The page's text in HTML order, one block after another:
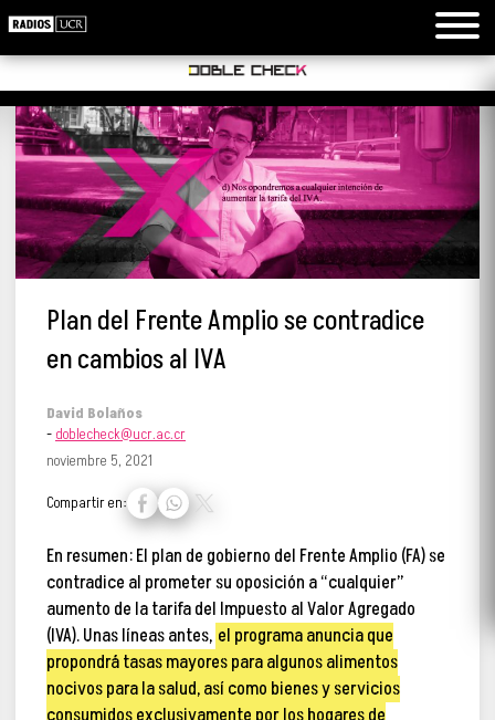
Plan del Frente Amplio se contradice
en cambios al IVA
David Bolaños
- doblecheck@ucr.ac.cr
noviembre 5, 2021
Compartir en:
En resumen:El plan de gobierno del Frente Amplio (FA) se
contradice al prometer su oposición a “cualquier”
aumento de la tarifa del Impuesto al Valor Agregado
(IVA). Unas líneas antes, el programa anuncia que
propondrá tasas mayores para algunos alimentos
nocivos para la salud, así como bienes y servicios